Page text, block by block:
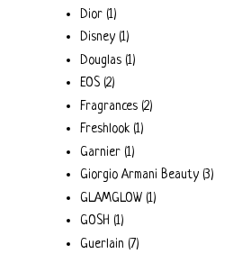
Dior (1)
Disney (1)
Douglas (1)
EOS (2)
Fragrances (2)
Freshlook (1)
Garnier (1)
Giorgio Armani Beauty (3)
GLAMGLOW (1)
GOSH (1)
Guerlain (7)